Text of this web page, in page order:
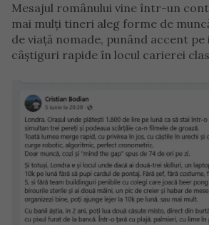
Mesajul românului vine într-un
mai mulți tineri aleg forme de
de viață nomade, punând accent pe
câștiguri rapide în locul carierei